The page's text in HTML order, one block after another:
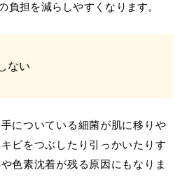
負担を減らしやすくなります。
ない
についている細菌が肌に移りや
ビをつぶしたり引っかいたりす
色素沈着が残る原因にもなりま